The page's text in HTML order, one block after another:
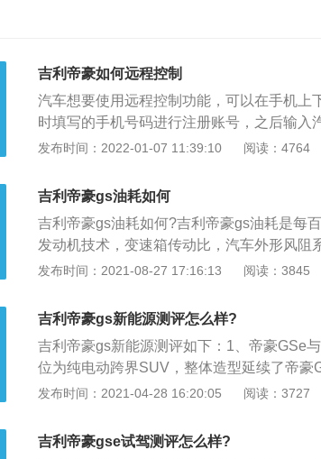
吉利帝豪如何远程控制
汽车想要使用远程控制功能，可以在手机上
时填写的手机号码进行注册账号，之后输入
现在手机上操控汽车了。吉利帝豪代表了吉
费者提供环保的自主高档轿车车型，可以满
帝豪产品中最能为帝豪汽车品牌代言的车型
汽车车型。吉利汽车的第1个全球车平台就
规和标准进行研发的车型，可以向欧洲发达
全新市场的助力。
发布时间：2022-01-07 11:39:10 阅读：4764
吉利帝豪gs油耗如何
吉利帝豪gs油耗如何?吉利帝豪gs油耗是每
发动机技术，变速箱传动比，汽车外形风阻
动机热转换率越高，其内耗就越低，能够把
油质量太低时，燃油和混合气体在发动机内
油浪费，从而导致汽车的油耗升高。需要添
低油耗量；2、暴力驾驶：当驾驶员驾驶汽
高，就容易使汽车发动机超负荷运转，汽车
柔驾驶汽车，学会提前刹车，缓缓起步；3
状。要及时对发动机积碳进行清理；4、汽
发布时间：2021-08-27 17:16:13 阅读：3845
吉利帝豪gs新能源测评怎么样?
吉利帝豪gs新能源测评如下：1、帝豪GSe
位为纯电动跨界SUV，整体造型延续了帝豪
闭式处理，以彰显其新能源车的身份；2、
Se同样沿袭了帝豪GS的设计风格，中控台
线条。其中最大变化在于排挡配合新能源车
发布时间：2021-04-28 16:20:05 阅读：3727
吉利帝豪gse试驾测评怎么样?